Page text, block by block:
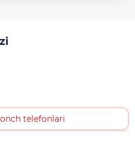
telefonlari